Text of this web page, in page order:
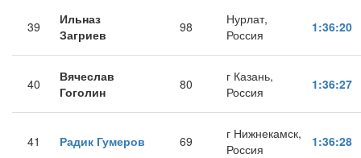
39
Ильназ
Загриев
98
Нурлат,
Россия
1:36:20
40
Вячеслав
Гоголин
80
г Казань,
Россия
1:36:27
41 Радик Гумеров 69
г Нижнекамск,
Россия
1:36:28